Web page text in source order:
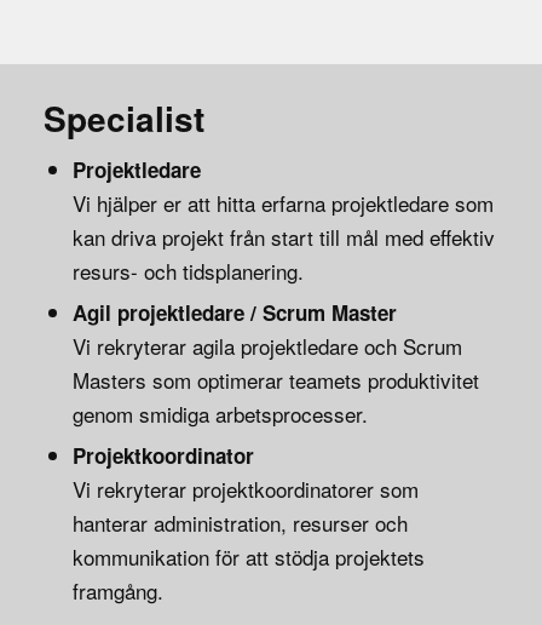
Specialist
Projektledare
Vi hjälper er att hitta erfarna projektledare som
kan driva projekt från start till mål med effektiv
resurs- och tidsplanering.
Agil projektledare / Scrum Master
Vi rekryterar agila projektledare och Scrum
Masters som optimerar teamets produktivitet
genom smidiga arbetsprocesser.
Projektkoordinator
Vi rekryterar projektkoordinatorer som
hanterar administration, resurser och
kommunikation för att stödja projektets
framgång.